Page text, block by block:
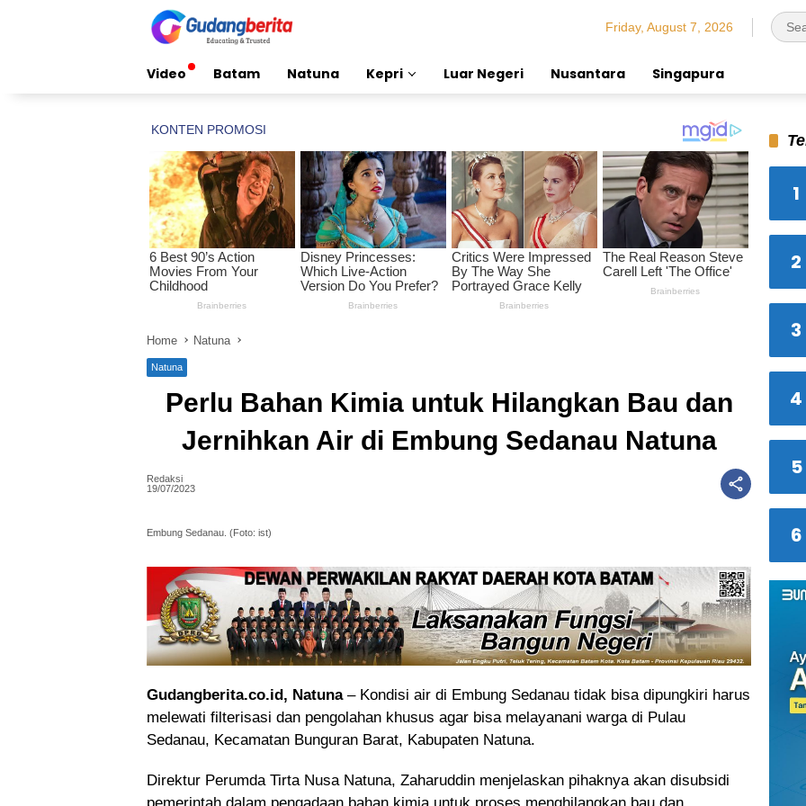
Friday, August 7, 2026
Video Batam Natuna Kepri Luar Negeri Nusantara Singapura
Home Natuna
Natuna
Perlu Bahan Kimia untuk Hilangkan Bau dan
Jernihkan Air di Embung Sedanau Natuna
Redaksi
19/07/2023
Embung Sedanau. (Foto: ist)
Gudangberita.co.id, Natuna – Kondisi air di Embung Sedanau tidak bisa dipungkiri harus
melewati filterisasi dan pengolahan khusus agar bisa melayanani warga di Pulau
Sedanau, Kecamatan Bunguran Barat, Kabupaten Natuna.
Direktur Perumda Tirta Nusa Natuna, Zaharuddin menjelaskan pihaknya akan disubsidi
1
2
3
4
5
6